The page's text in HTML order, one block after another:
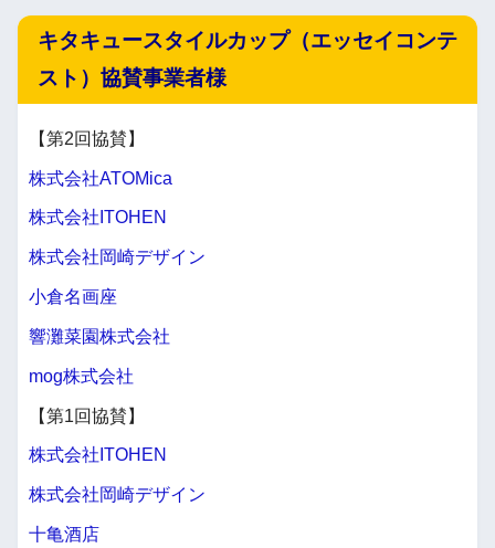
キタキュースタイルカップ（エッセイコンテ
スト）協賛事業者様
【第2回協賛】
株式会社ATOMica
株式会社ITOHEN
株式会社岡崎デザイン
小倉名画座
響灘菜園株式会社
mog株式会社
【第1回協賛】
株式会社ITOHEN
株式会社岡崎デザイン
十亀酒店